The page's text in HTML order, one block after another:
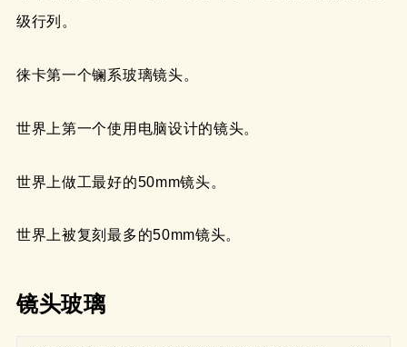
级行列。
徕卡第一个镧系玻璃镜头。
世界上第一个使用电脑设计的镜头。
世界上做工最好的50mm镜头。
世界上被复刻最多的50mm镜头。
镜头玻璃